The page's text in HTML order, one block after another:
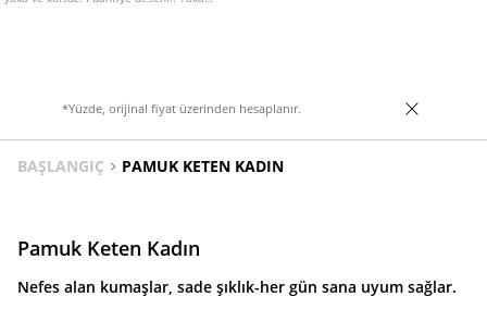
*Yüzde, orijinal fiyat üzerinden hesaplanır.
BAŞLANGIÇ PAMUK KETEN KADIN
Pamuk Keten Kadın
Nefes alan kumaşlar, sade şıklık-her gün sana uyum sağlar.